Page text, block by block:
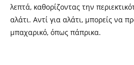
λεπτά, καθορίζοντας την
αλάτι. Αντί για αλάτι, μπορείς να
μπαχαρικό, όπως πάπρικα.